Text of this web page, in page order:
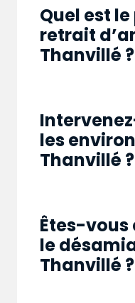
Quel est
retrait
Thanvillé ?
les
Thanvillé ?
Êtes-
le
Thanvillé ?